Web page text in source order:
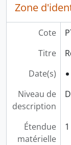
Zone
Cote
Titre
Date(s)
Niveau de
description
Étendue
matérielle